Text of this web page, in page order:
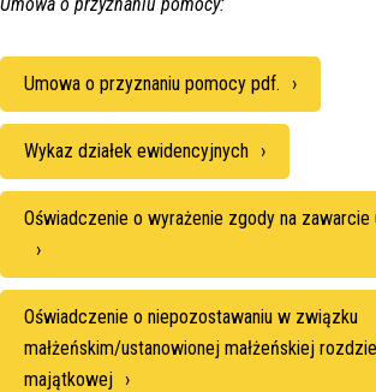
Umowa o przyznaniu pomocy pdf.
Wykaz działek ewidencyjnych
Oświadczenie o wyrażenie zgody na zawarcie
Oświadczenie o niepozostawaniu w związku
małżeńskim/ustanowionej małżeńskiej
majątkowej